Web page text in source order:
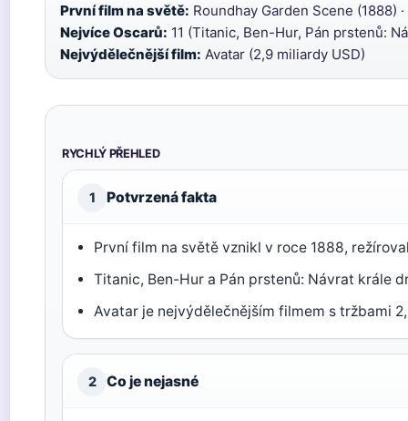
První film na světě: Roundhay Garden Scene (1888) ·
Nejvíce Oscarů: 11 (Titanic, Ben-Hur, Pán prstenů:
Nejvýdělečnější film: Avatar (2,9 miliardy USD)
RYCHLÝ PŘEHLED
1 Potvrzená fakta
První film na světě vznikl v roce 1888,
Titanic, Ben-Hur a Pán prstenů: Návrat krále
Avatar je nejvýdělečnějším filmem s tržbami
2 Co je nejasné